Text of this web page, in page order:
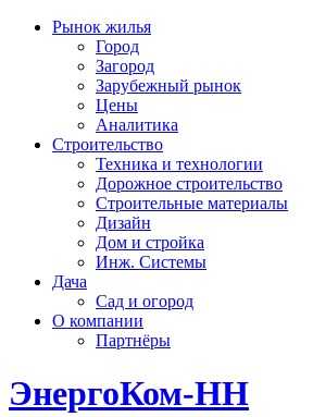
Рынок жилья
Город
Загород
Зарубежный рынок
Цены
Аналитика
Строительство
Техника и технологии
Дорожное строительство
Строительные материалы
Дизайн
Дом и стройка
Инж. Системы
Дача
Сад и огород
О компании
Партнёры
ЭнергоКом-НН